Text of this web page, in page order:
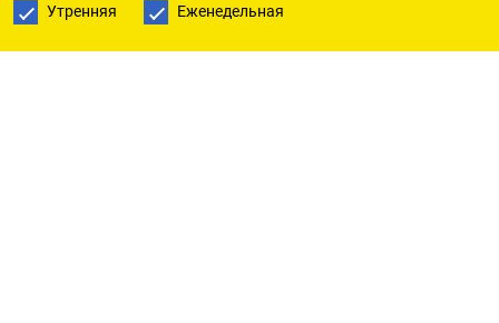
Утренняя Еженедельная
Предыдущее размещение этих бумаг состоялось